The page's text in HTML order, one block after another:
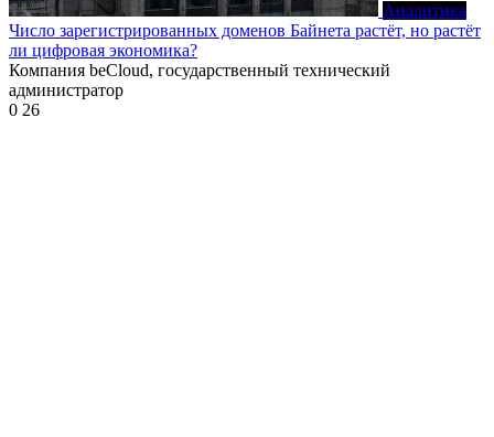
Аналитика
Число зарегистрированных доменов Байнета растёт, но растёт
ли цифровая экономика?
Компания beCloud, государственный технический
администратор
0 26